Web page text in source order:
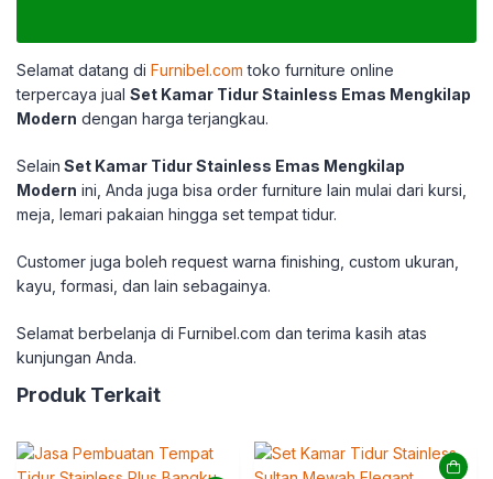
Selamat datang di Furnibel.com toko furniture online
terpercaya jual Set Kamar Tidur Stainless Emas Mengkilap
Modern dengan harga terjangkau.
Selain Set Kamar Tidur Stainless Emas Mengkilap
Modern ini, Anda juga bisa order furniture lain mulai dari kursi,
meja, lemari pakaian hingga set tempat tidur.
Customer juga boleh request warna finishing, custom ukuran,
kayu, formasi, dan lain sebagainya.
Selamat berbelanja di Furnibel.com dan terima kasih atas
kunjungan Anda.
Produk Terkait